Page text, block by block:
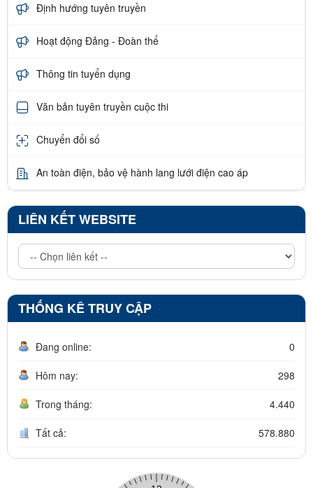
Định hướng tuyên truyền
Hoạt động Đảng - Đoàn thể
Thông tin tuyển dụng
Văn bản tuyên truyền cuộc thi
Chuyển đổi số
An toàn điện, bảo vệ hành lang lưới điện cao áp
LIÊN KẾT WEBSITE
THỐNG KÊ TRUY CẬP
Đang online: 0
Hôm nay: 298
Trong tháng: 4.440
Tất cả: 578.880